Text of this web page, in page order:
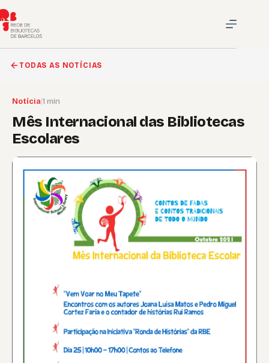
para
o
conteúdo
TODAS AS NOTÍCIAS
Notícia|1 min
Mês Internacional das Bibliotecas
Escolares